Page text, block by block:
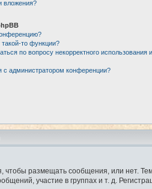
вложения?
то функции?
по вопросу некорректного
с администратором конференции?
чтобы размещать сообщения, или нет.
участие в группах и т. д.